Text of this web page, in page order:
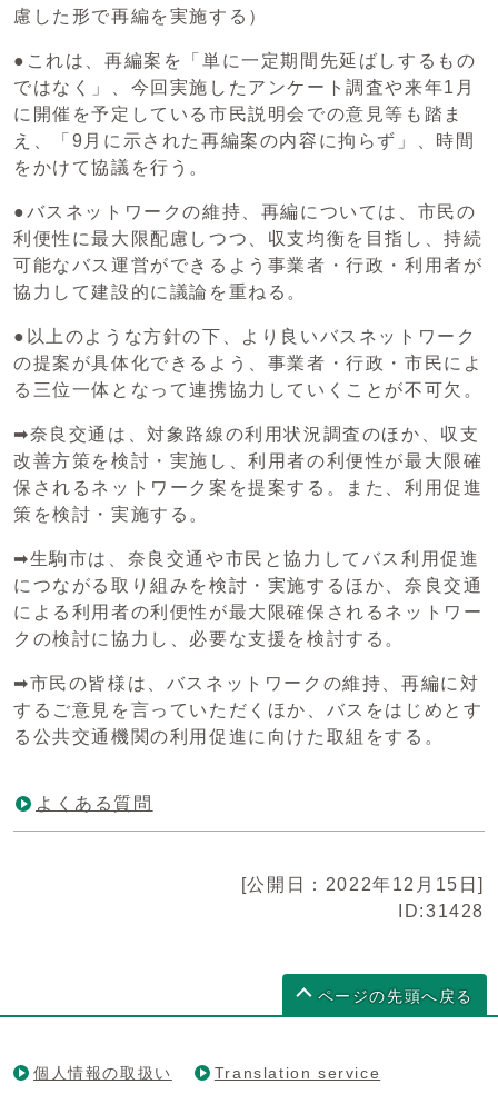
慮した形で再編を実施する）
●これは、再編案を「単に一定期間先延ばしするもの
ではなく」、今回実施したアンケート調査や来年1月
に開催を予定している市民説明会での意見等も踏ま
え、「9月に示された再編案の内容に拘らず」、時間
をかけて協議を行う。
●バスネットワークの維持、再編については、市民の
利便性に最大限配慮しつつ、収支均衡を目指し、持続
可能なバス運営ができるよう事業者・行政・利用者が
協力して建設的に議論を重ねる。
●以上のような方針の下、より良いバスネットワーク
の提案が具体化できるよう、事業者・行政・市民によ
る三位一体となって連携協力していくことが不可欠。
➡奈良交通は、対象路線の利用状況調査のほか、収支
改善方策を検討・実施し、利用者の利便性が最大限確
保されるネットワーク案を提案する。また、利用促進
策を検討・実施する。
➡生駒市は、奈良交通や市民と協力してバス利用促進
につながる取り組みを検討・実施するほか、奈良交通
による利用者の利便性が最大限確保されるネットワー
クの検討に協力し、必要な支援を検討する。
➡市民の皆様は、バスネットワークの維持、再編に対
するご意見を言っていただくほか、バスをはじめとす
る公共交通機関の利用促進に向けた取組をする。
よくある質問
[公開日：2022年12月15日]
ID:31428
ページの先頭へ戻る
個人情報の取扱い Translation service